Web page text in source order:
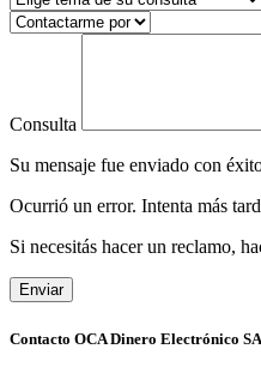
Consulta
Su mensaje fue enviado con
Ocurrió un error. Intenta más
Si necesitás hacer un reclamo,
Enviar
Contacto OCA Dinero Electrónico SA